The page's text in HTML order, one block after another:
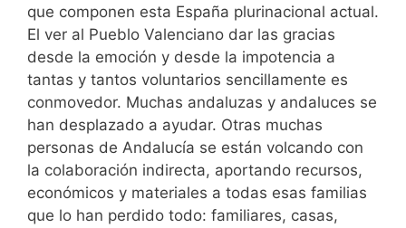
que componen esta España plurinacional actual.
El ver al Pueblo Valenciano dar las gracias
desde la emoción y desde la impotencia a
tantas y tantos voluntarios sencillamente es
conmovedor. Muchas andaluzas y andaluces se
han desplazado a ayudar. Otras muchas
personas de Andalucía se están volcando con
la colaboración indirecta, aportando recursos,
económicos y materiales a todas esas familias
que lo han perdido todo: familiares, casas,